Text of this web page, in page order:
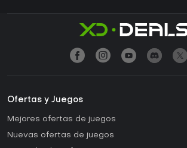
Ofertas y Juegos
Mejores ofertas de juegos
Nuevas ofertas de juegos